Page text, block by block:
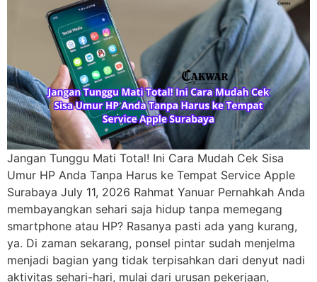
Jangan Tunggu Mati Total! Ini Cara Mudah Cek Sisa
Umur HP Anda Tanpa Harus ke Tempat Service Apple
Surabaya July 11, 2026 Rahmat Yanuar Pernahkah Anda
membayangkan sehari saja hidup tanpa memegang
smartphone atau HP? Rasanya pasti ada yang kurang,
ya. Di zaman sekarang, ponsel pintar sudah menjelma
menjadi bagian yang tidak terpisahkan dari denyut nadi
aktivitas sehari-hari, mulai dari urusan pekerjaan,